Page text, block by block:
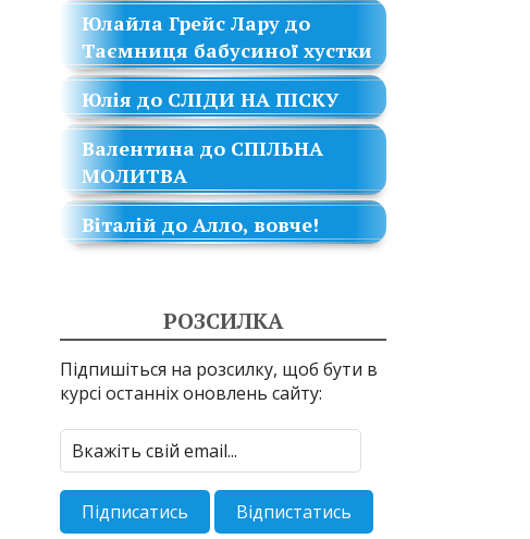
Юлайла Грейс Лару до
Таємниця бабусиної хустки
Юлія до СЛІДИ НА ПІСКУ
Валентина до СПІЛЬНА
МОЛИТВА
Віталій до Алло, вовче!
РОЗСИЛКА
Підпишіться на розсилку, щоб бути в
курсі останніх оновлень сайту: